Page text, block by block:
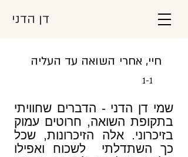
דן הדני
חיי, אחרי השואה עד העליה
שמי דן הדני - הדברים שחוויתי
בתקופת השואה, חרוטים עמוק
בזיכרוני. אלה הזיכרונות, שכל
כך השתדלתי לשכוח ואפילו